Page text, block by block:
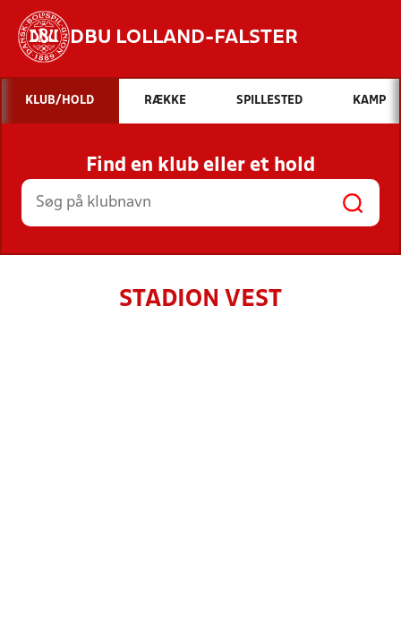
DBU LOLLAND-FALSTER
Hvad vil du søge efter?
INDHOLD OG NYHEDER
STILLINGER, RESULTATER, KLUBBER OG
HOLD
KLUB/HOLD RÆKKE SPILLESTED KAMP
Find en klub eller et hold
STADION VEST